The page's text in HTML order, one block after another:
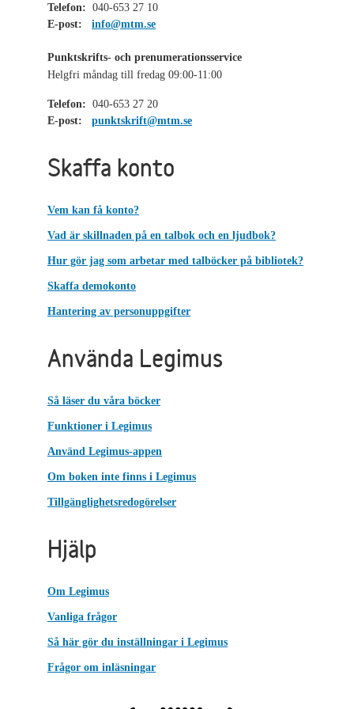
Telefon: 040-653 27 10
E-post:
info@mtm.se
Punktskrifts- och prenumerationsservice
Helgfri måndag till fredag 09:00-11:00
Telefon: 040-653 27 20
E-post:
punktskrift@mtm.se
Skaffa konto
Vem kan få konto?
Vad är skillnaden på en talbok och en ljudbok?
Hur gör jag som arbetar med talböcker på bibliotek?
Skaffa demokonto
Hantering av personuppgifter
Använda Legimus
Så läser du våra böcker
Funktioner i Legimus
Använd Legimus-appen
Om boken inte finns i Legimus
Tillgänglighetsredogörelser
Hjälp
Om Legimus
Vanliga frågor
Så här gör du inställningar i Legimus
Frågor om inläsningar